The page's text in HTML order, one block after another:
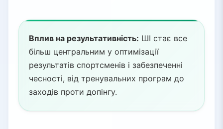
Вплив на результативність: ШІ стає все
більш центральним у оптимізації
результатів спортсменів і забезпеченні
чесності, від тренувальних програм до
заходів проти допінгу.